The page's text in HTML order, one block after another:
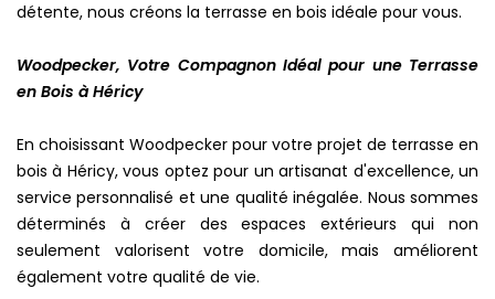
détente, nous créons la terrasse en bois idéale pour vous.
Woodpecker, Votre Compagnon Idéal pour une Terrasse
en Bois à Héricy
En choisissant Woodpecker pour votre projet de terrasse en
bois à Héricy, vous optez pour un artisanat d'excellence, un
service personnalisé et une qualité inégalée. Nous sommes
déterminés à créer des espaces extérieurs qui non
seulement valorisent votre domicile, mais améliorent
également votre qualité de vie.